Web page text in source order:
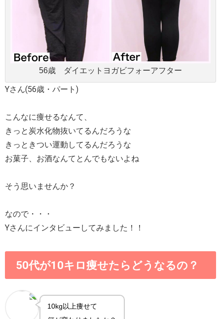
56歳 ダイエットヨガビフォーアフター
Yさん(56歳・パート)
こんなに痩せるなんて、
きっと炭水化物抜いてるんだろうな
きっときつい運動してるんだろうな
お菓子、お酒なんてとんでもないよね
そう思いませんか？
なので・・・
Yさんにインタビューしてみました！！
50代が10キロ痩せたらどうなるの？
10kg以上痩せて